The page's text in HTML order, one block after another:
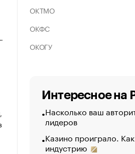
ОКТМО
ОКФС
ОКОГУ
Интересное на
Насколько ваш
лидеров
Казино проиграло.
индустрию